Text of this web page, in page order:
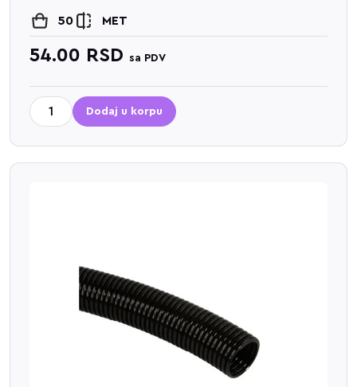
50 MET
54.00 RSD sa PDV
Dodaj u korpu